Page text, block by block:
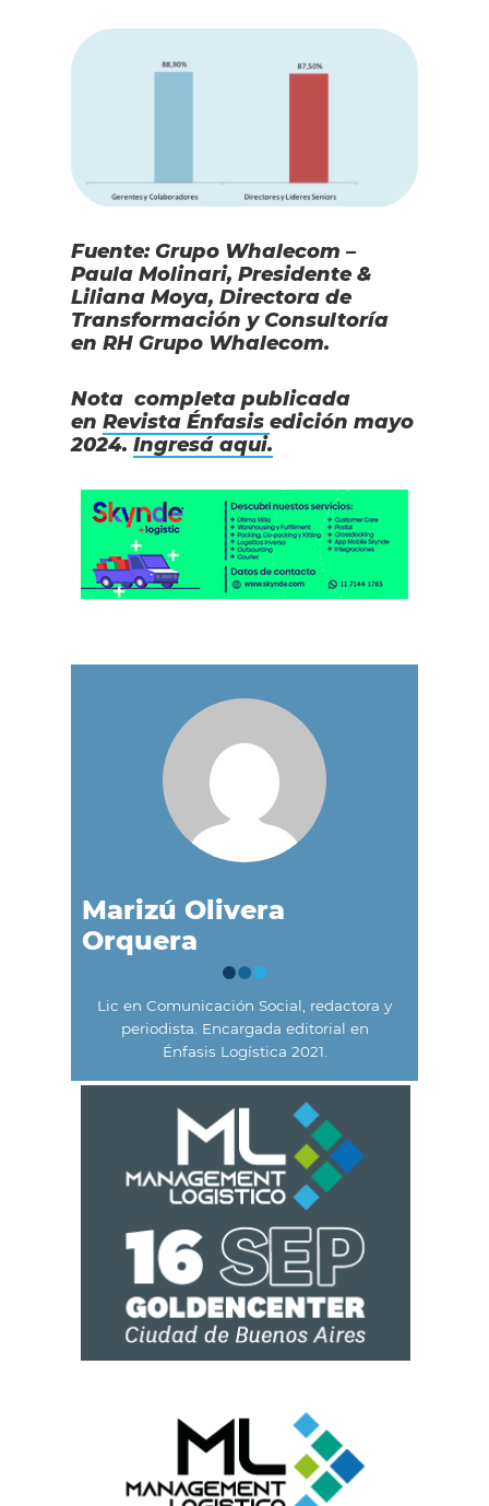
Fuente: Grupo Whalecom –
Paula Molinari, Presidente &
Liliana Moya, Directora de
Transformación y Consultoría
en RH Grupo Whalecom.
Nota completa publicada
en Revista Énfasis edición mayo
2024. Ingresá aqui.
Marizú Olivera
Orquera
Lic en Comunicación Social, redactora y
periodista. Encargada editorial en
Énfasis Logística 2021.